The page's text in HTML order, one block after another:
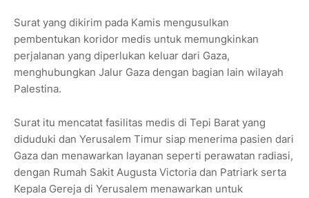
Surat yang dikirim pada Kamis mengusulkan
pembentukan koridor medis untuk memungkinkan
perjalanan yang diperlukan keluar dari Gaza,
menghubungkan Jalur Gaza dengan bagian lain wilayah
Palestina.
Surat itu mencatat fasilitas medis di Tepi Barat yang
diduduki dan Yerusalem Timur siap menerima pasien dari
Gaza dan menawarkan layanan seperti perawatan radiasi,
dengan Rumah Sakit Augusta Victoria dan Patriark serta
Kepala Gereja di Yerusalem menawarkan untuk